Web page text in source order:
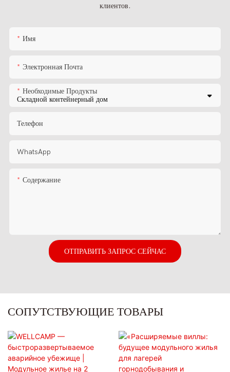
клиентов.
Имя
Электронная Почта
Необходимые Продукты
Телефон
WhatsApp
Содержание
ОТПРАВИТЬ ЗАПРОС СЕЙЧАС
СОПУТСТВУЮЩИЕ ТОВАРЫ